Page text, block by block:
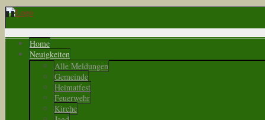
Home
Neuigkeiten
Alle Meldungen
Gemeinde
Heimatfest
Feuerwehr
Kirche